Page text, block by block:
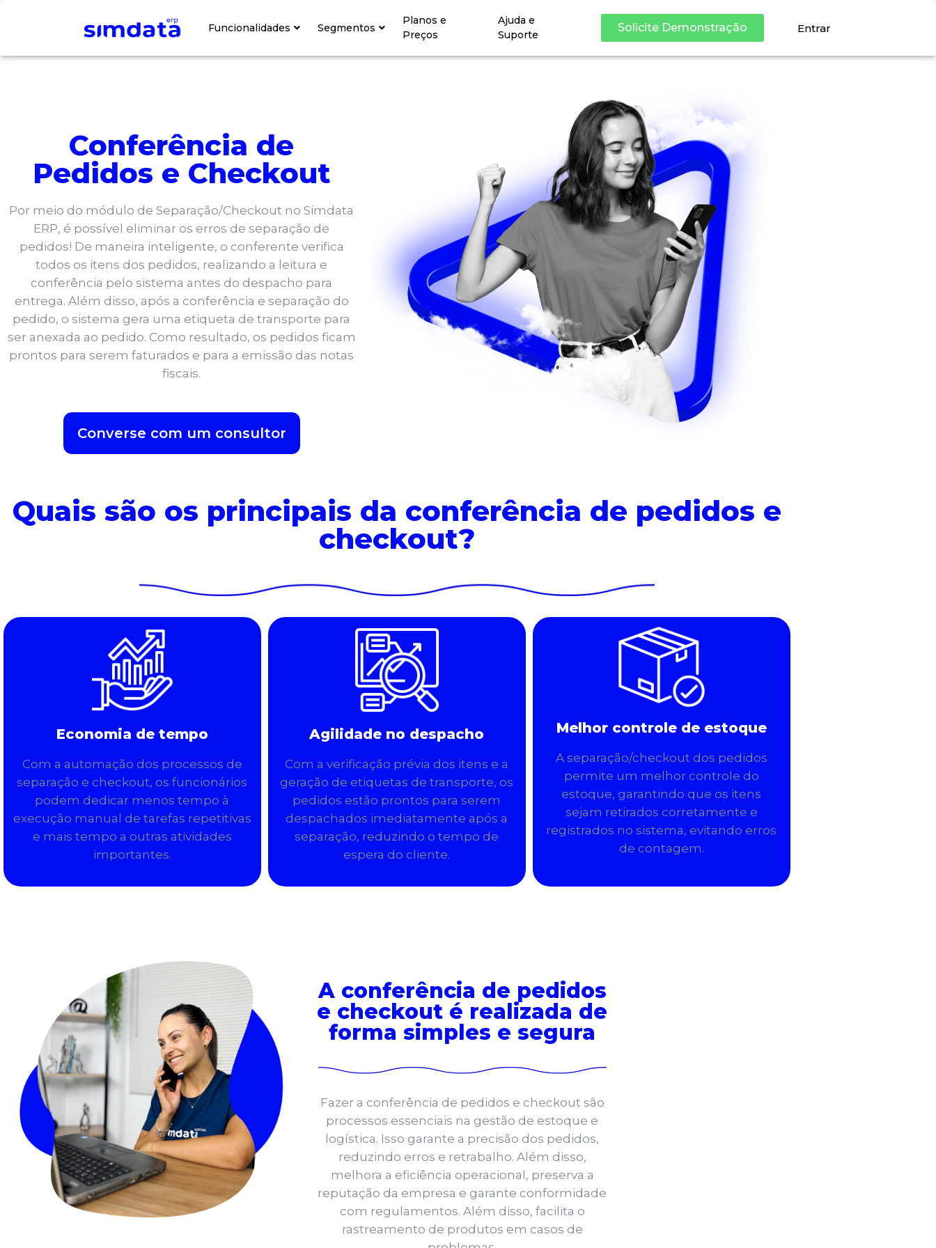
Funcionalidades​ Segmentos
Planos e
Preços
Ajuda e
Suporte
Solicite Demonstração Entrar
Conferência de
Pedidos e Checkout
Por meio do módulo de Separação/Checkout no Simdata
ERP, é possível eliminar os erros de separação de
pedidos! De maneira inteligente, o conferente verifica
todos os itens dos pedidos, realizando a leitura e
conferência pelo sistema antes do despacho para
entrega. Além disso, após a conferência e separação do
pedido, o sistema gera uma etiqueta de transporte para
ser anexada ao pedido. Como resultado, os pedidos ficam
prontos para serem faturados e para a emissão das notas
fiscais.
Converse com um consultor
Quais são os principais da conferência de pedidos e
checkout?
Economia de tempo
Com a automação dos processos de
separação e checkout, os funcionários
podem dedicar menos tempo à
execução manual de tarefas repetitivas
e mais tempo a outras atividades
importantes.
Agilidade no despacho
Com a verificação prévia dos itens e a
geração de etiquetas de transporte, os
pedidos estão prontos para serem
despachados imediatamente após a
separação, reduzindo o tempo de
espera do cliente.
Melhor controle de estoque
A separação/checkout dos pedidos
permite um melhor controle do
estoque, garantindo que os itens
sejam retirados corretamente e
registrados no sistema, evitando erros
de contagem.
A conferência de pedidos
e checkout é realizada de
forma simples e segura
Fazer a conferência de pedidos e checkout são
processos essenciais na gestão de estoque e
logística. Isso garante a precisão dos pedidos,
reduzindo erros e retrabalho. Além disso,
melhora a eficiência operacional, preserva a
reputação da empresa e garante conformidade
com regulamentos. Além disso, facilita o
rastreamento de produtos em casos de